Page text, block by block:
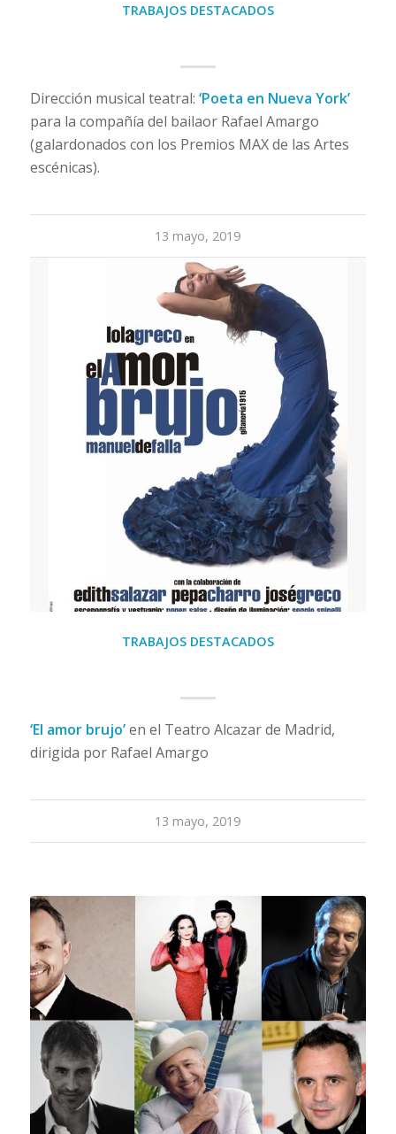
TRABAJOS DESTACADOS
Dirección musical teatral: ‘Poeta en Nueva York’
para la compañía del bailaor Rafael Amargo
(galardonados con los Premios MAX de las Artes
escénicas).
13 mayo, 2019
TRABAJOS DESTACADOS
‘El amor brujo’en el Teatro Alcazar de Madrid,
dirigida por Rafael Amargo
13 mayo, 2019